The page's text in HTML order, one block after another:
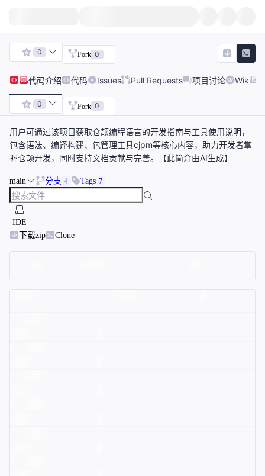
0 Fork 0
代码介绍 代码 Issues Pull Requests 项目讨论 Wiki
0 Fork 0
用户可通过该项目获取仓颉编程语言的开发指南与工具使用说明，
包含语法、编译构建、包管理工具cjpm等核心内容，助力开发者掌
握仓颉开发，同时支持文档贡献与完善。【此简介由AI生成】
main 分支 4 Tags 7
IDE
下载zip
Clone